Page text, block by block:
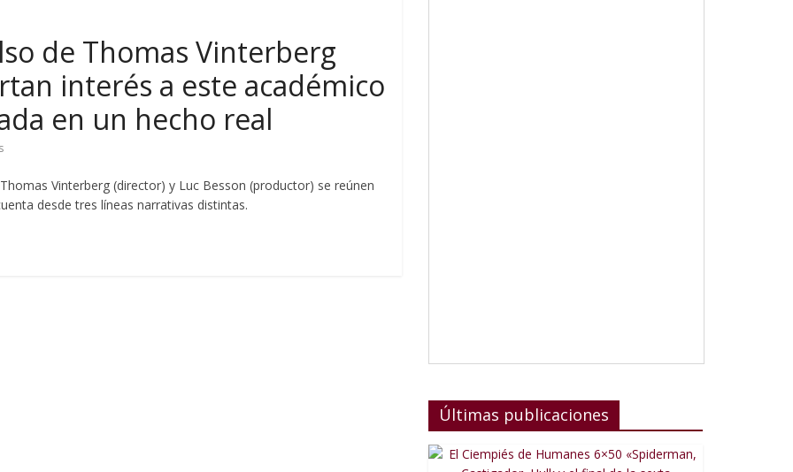
de Thomas Vinterberg
interés a este académico
en un hecho real
Vinterberg (director) y Luc Besson (productor) se reúnen
desde tres líneas narrativas distintas.
Últimas publicaciones